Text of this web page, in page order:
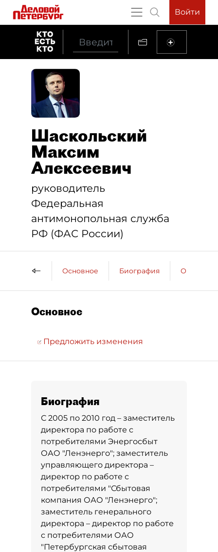
Войти
Шаскольский
Максим
Алексеевич
руководитель
Федеральная
антимонопольная служба
РФ (ФАС России)
Основное Биография
Основное
Предложить изменения
Биография
С 2005 по 2010 год – заместитель
директора по работе с
потребителями Энергосбыт
ОАО "Ленэнерго"; заместитель
управляющего директора –
директор по работе с
потребителями "Сбытовая
компания ОАО "Ленэнерго";
заместитель генерального
директора – директор по работе
с потребителями ОАО
"Петербургская сбытовая